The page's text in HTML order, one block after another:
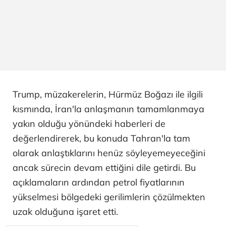
Trump, müzakerelerin, Hürmüz Boğazı ile ilgili
kısmında, İran'la anlaşmanın tamamlanmaya
yakın olduğu yönündeki haberleri de
değerlendirerek, bu konuda Tahran'la tam
olarak anlaştıklarını henüz söyleyemeyeceğini
ancak sürecin devam ettiğini dile getirdi. Bu
açıklamaların ardından petrol fiyatlarının
yükselmesi bölgedeki gerilimlerin çözülmekten
uzak olduğuna işaret etti.